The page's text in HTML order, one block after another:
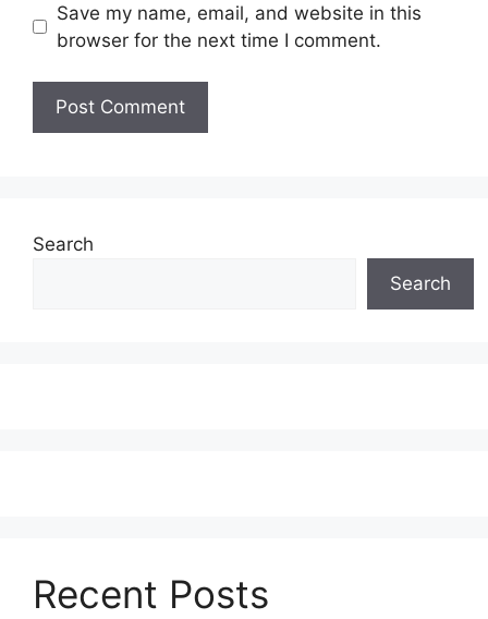
Save my name, email, and website in this
browser for the next time I comment.
Search
Search
Recent Posts